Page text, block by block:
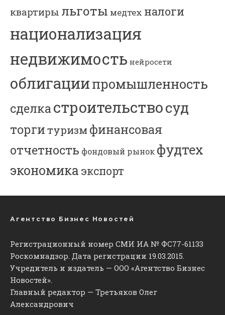
квартиры льготы медтех налоги
национализация
недвижимость нейросети
облигациипромышленность
сделкастроительствосуд
торгитуризм финансовая
отчетность фондовый рынок фудтех
экономика экспорт
Агентство Бизнес Новостей
Регистрационный номер СМИ ИА № ФС77-61133
Роскомнадзор. Дата регистрации 19.03.2015.
Учредитель и издатель — ООО «Агентство Бизнес
Новостей».
Главный редактор — Третьяков Олег
Александрович